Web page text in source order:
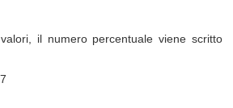
il numero percentuale viene scritto